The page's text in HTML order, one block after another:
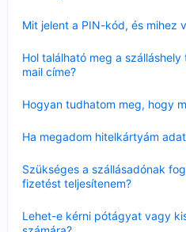
Mit jelent a PIN-kód, és mihez
Hol található meg a
mail címe?
Hogyan tudhatom meg, hogy
Ha megadom hitelkártyám
Szükséges a szállásadónak
fizetést teljesítenem?
Lehet-e kérni pótágyat vagy